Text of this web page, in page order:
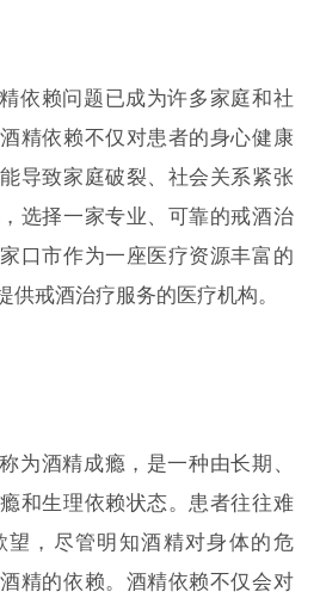
依赖问题已成为许多家庭和社
精依赖不仅对患者的身心健康
导致家庭破裂、社会关系紧张
选择一家专业、可靠的戒酒治
口市作为一座医疗资源丰富的
供戒酒治疗服务的医疗机构。
为酒精成瘾，是一种由长期、
和生理依赖状态。患者往往难
望，尽管明知酒精对身体的危
精的依赖。酒精依赖不仅会对